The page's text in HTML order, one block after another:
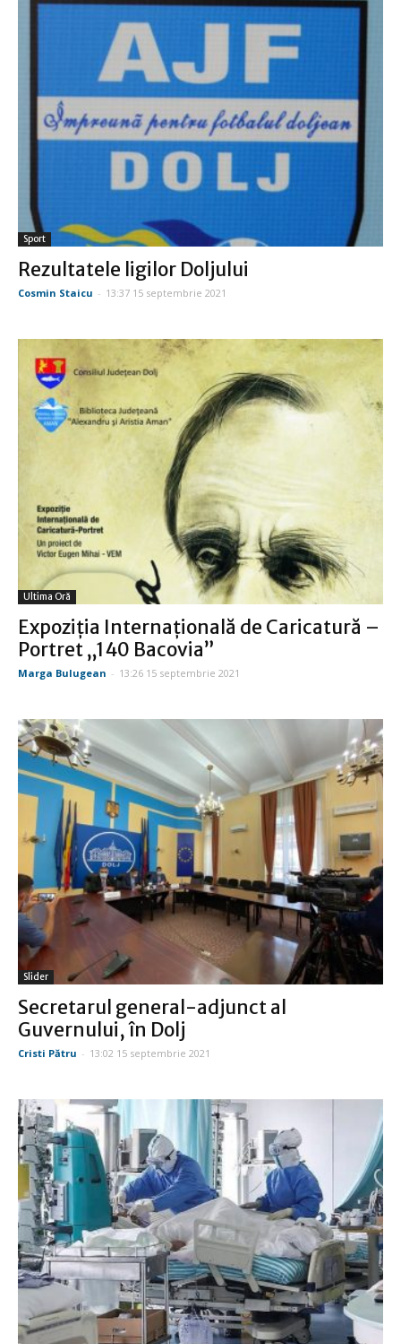
Sport
Rezultatele ligilor Doljului
Cosmin Staicu - 13:37 15 septembrie 2021
Ultima Oră
Expoziția Internațională de Caricatură –
Portret „140 Bacovia”
Marga Bulugean - 13:26 15 septembrie 2021
Slider
Secretarul general-adjunct al
Guvernului, în Dolj
Cristi Pătru - 13:02 15 septembrie 2021